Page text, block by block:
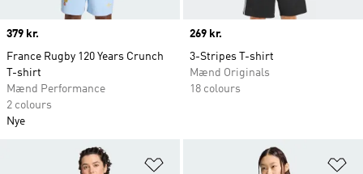
Price
379 kr.
France Rugby 120 Years Crunch
T-shirt
Mænd Performance
2 colours
Nye
Price
269 kr.
3-Stripes T-shirt
Mænd Originals
18 colours
Føj til ønskeliste